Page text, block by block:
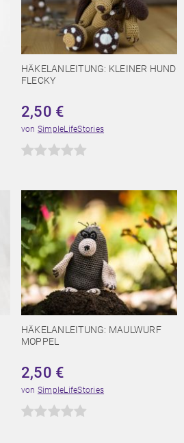
HÄKELANLEITUNG: KLEINER HUND
FLECKY
2,50 €
von SimpleLifeStories
HÄKELANLEITUNG: MAULWURF
MOPPEL
2,50 €
von SimpleLifeStories